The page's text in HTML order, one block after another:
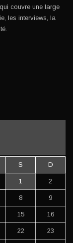
couvre une large
les interviews, la
S D
1 2
8 9
15 16
22 23